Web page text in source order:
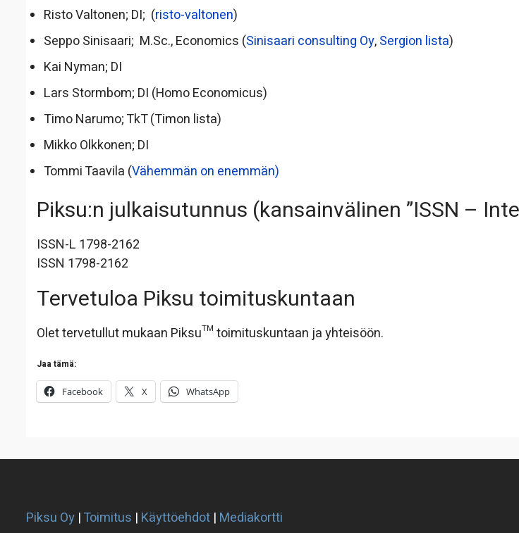
Risto Valtonen; DI; (risto-valtonen)
Seppo Sinisaari; M.Sc., Economics (Sinisaari consulting Oy,Sergion lista)
Kai Nyman; DI
Lars Stormbom; DI (Homo Economicus)
Timo Narumo; TkT (Timon lista)
Mikko Olkkonen; DI
Tommi Taavila (Vähemmän on enemmän)
Piksu:n julkaisutunnus (kansainvälinen ”ISSN –
ISSN-L 1798-2162
ISSN 1798-2162
Tervetuloa Piksu toimituskuntaan
Olet tervetullut mukaan Piksu™ toimituskuntaan ja yhteisöön.
Jaa tämä:
Facebook X WhatsApp
Piksu Oy |Toimitus | Käyttöehdot | Mediakortti